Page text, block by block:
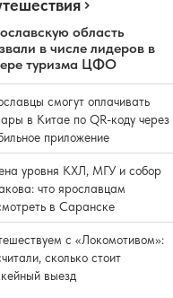
область
в числе лидеров в
туризма ЦФО
смогут оплачивать
в Китае по QR-коду через
приложение
уровня КХЛ, МГУ и собор
что ярославцам
в Саранске
с «Локомотивом»:
сколько стоит
выезд